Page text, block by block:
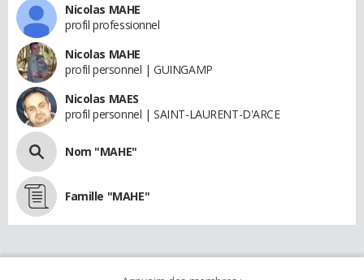
Nicolas MAHE
profil professionnel
Nicolas MAHE
profil personnel | GUINGAMP
Nicolas MAES
profil personnel | SAINT-LAURENT-D'ARCE
Nom "MAHE"
Famille "MAHE"